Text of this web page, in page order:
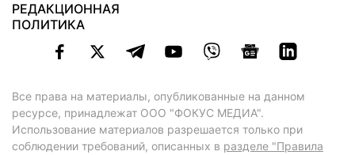
РЕДАКЦИОННАЯ
ПОЛИТИКА
Все права на материалы, опубликованные на данном
ресурсе, принадлежат ООО "ФОКУС МЕДИА".
Использование материалов разрешается только при
соблюдении требований, описанных в разделе "Правила